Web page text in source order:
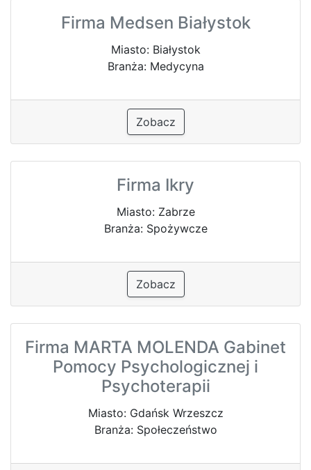
Firma Medsen Białystok
Miasto: Białystok
Branża: Medycyna
Zobacz
Firma Ikry
Miasto: Zabrze
Branża: Spożywcze
Zobacz
Firma MARTA MOLENDA Gabinet
Pomocy Psychologicznej i
Psychoterapii
Miasto: Gdańsk Wrzeszcz
Branża: Społeczeństwo